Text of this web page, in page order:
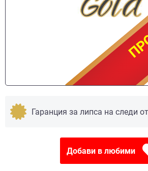
Гаранция за липса на следи
Добави в любими